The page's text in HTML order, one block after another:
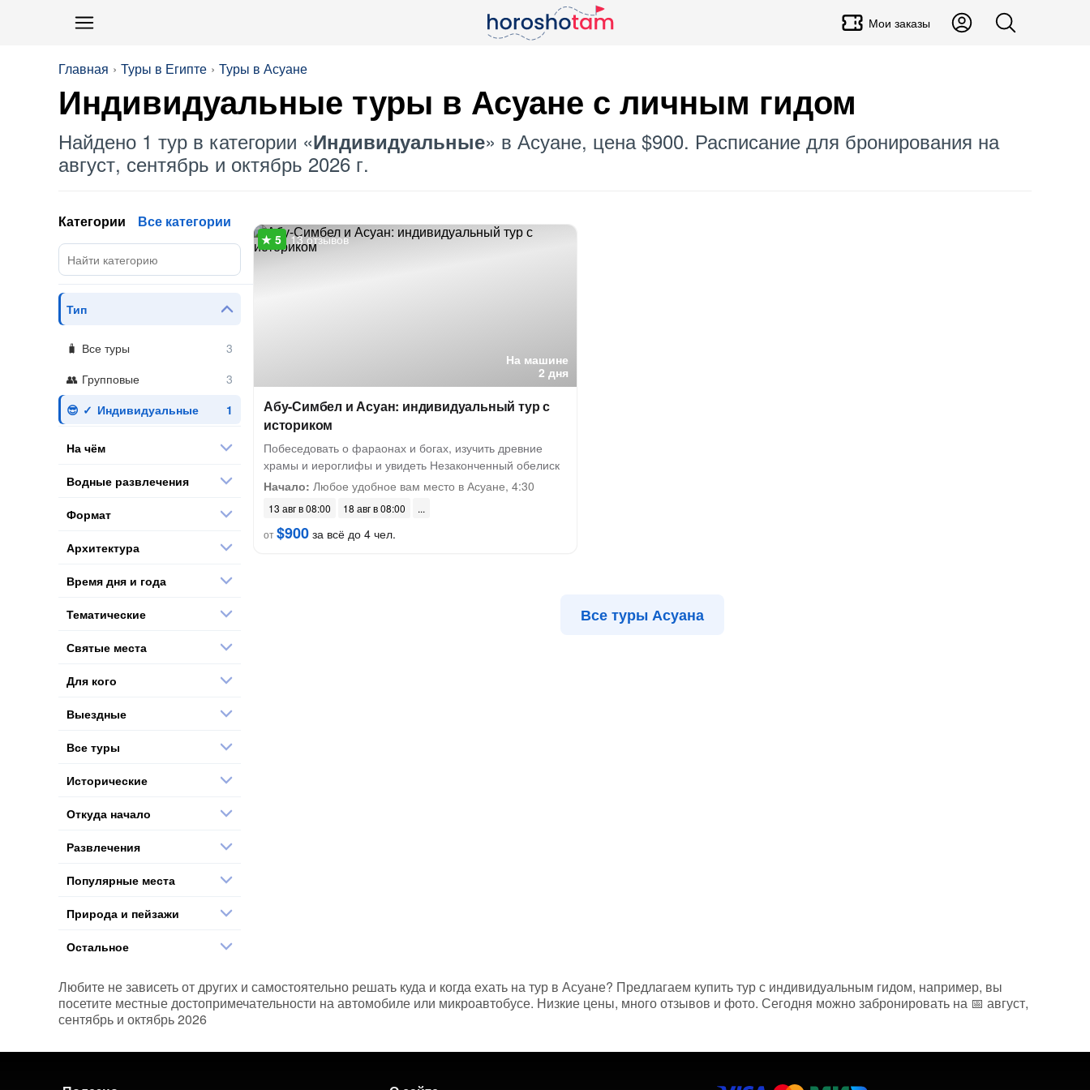
Мои заказы
Главная Туры в Египте Туры в Асуане
Индивидуальные туры в Асуане с личным гидом
Найдено 1 тур в категории «Индивидуальные» в Асуане, цена $900. Расписание для бронирования на
август, сентябрь и октябрь 2026 г.
На машине
2 дня
13 отзывов
Абу-Симбел и Асуан: индивидуальный тур с
историком
Побеседовать о фараонах и богах, изучить древние
храмы и иероглифы и увидеть Незаконченный обелиск
Начало: Любое удобное вам место в Асуане, 4:30
13 авг в 08:00
18 авг в 08:00
от$900 за всё до 4 чел.
Все туры Асуана
Категории Все категории
Тип
Все туры
Групповые
Индивидуальные
На чём
Водные развлечения
Формат
Архитектура
Время дня и года
Тематические
Святые места
Для кого
Выездные
Все туры
Исторические
Откуда начало
Развлечения
Популярные места
Природа и пейзажи
Остальное
Любите не зависеть от других и самостоятельно решать куда и когда ехать на тур в Асуане? Предлагаем купить тур с индивидуальным гидом, например, вы
посетите местные достопримечательности на автомобиле или микроавтобусе. Низкие цены, много отзывов и фото. Сегодня можно забронировать на 📅 август,
сентябрь и октябрь 2026